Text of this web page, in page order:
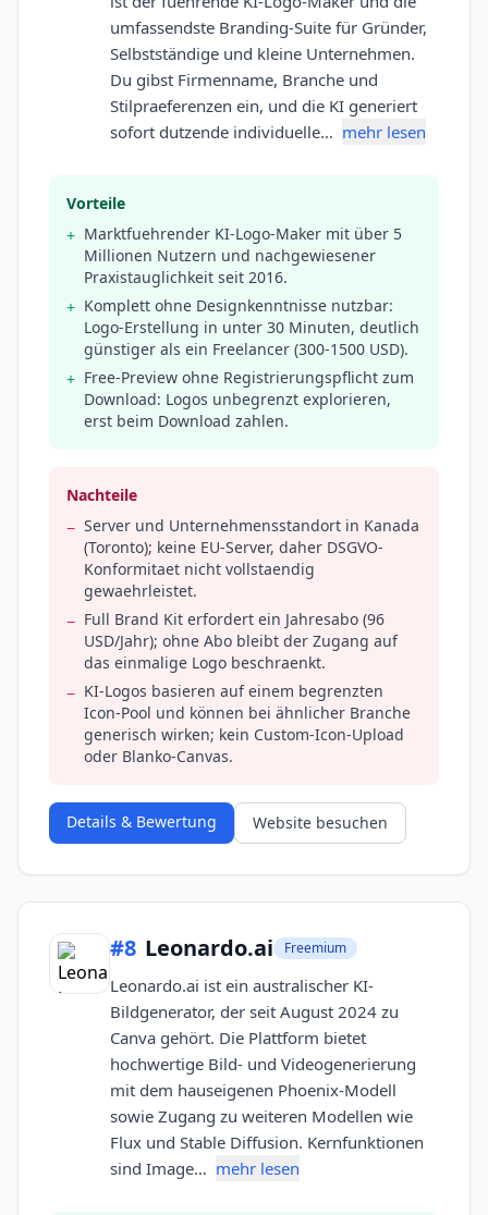
umfassendste Branding-Suite für Gründer,
Selbstständige und kleine Unternehmen.
Du gibst Firmenname, Branche und
Stilpraeferenzen ein, und die KI generiert
sofort dutzende individuelle… mehr lesen
Vorteile
+ Marktfuehrender KI-Logo-Maker mit über 5
Millionen Nutzern und nachgewiesener
Praxistauglichkeit seit 2016.
+ Komplett ohne Designkenntnisse nutzbar:
Logo-Erstellung in unter 30 Minuten, deutlich
günstiger als ein Freelancer (300-1500 USD).
+ Free-Preview ohne Registrierungspflicht zum
Download: Logos unbegrenzt explorieren,
erst beim Download zahlen.
Nachteile
− Server und Unternehmensstandort in Kanada
(Toronto); keine EU-Server, daher DSGVO-
Konformitaet nicht vollstaendig
gewaehrleistet.
− Full Brand Kit erfordert ein Jahresabo (96
USD/Jahr); ohne Abo bleibt der Zugang auf
das einmalige Logo beschraenkt.
− KI-Logos basieren auf einem begrenzten
Icon-Pool und können bei ähnlicher Branche
generisch wirken; kein Custom-Icon-Upload
oder Blanko-Canvas.
Details & Bewertung Website besuchen
#8 Leonardo.ai Freemium
Leonardo.ai ist ein australischer KI-
Bildgenerator, der seit August 2024 zu
Canva gehört. Die Plattform bietet
hochwertige Bild- und Videogenerierung
mit dem hauseigenen Phoenix-Modell
sowie Zugang zu weiteren Modellen wie
Flux und Stable Diffusion. Kernfunktionen
sind Image… mehr lesen